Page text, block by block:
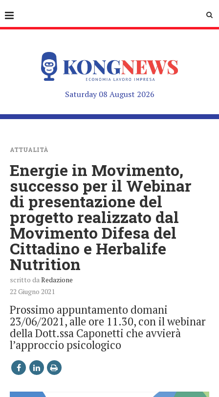
Saturday 08 August 2026
ATTUALITÀ
Energie in Movimento,
successo per il Webinar
di presentazione del
progetto realizzato dal
Movimento Difesa del
Cittadino e Herbalife
Nutrition
scritto da Redazione
22 Giugno 2021
Prossimo appuntamento domani
23/06/2021, alle ore 11.30, con il webinar
della Dott.ssa Caponetti che avvierà
l’approccio psicologico